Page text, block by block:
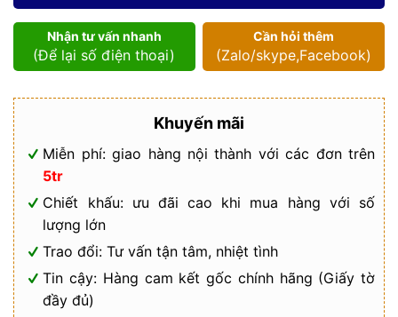
Nhận tư vấn nhanh
(Để lại số điện thoại)
Cần hỏi thêm
(Zalo/skype,Facebook)
Khuyến mãi
Miễn phí: giao hàng nội thành với các đơn trên
5tr
Chiết khấu: ưu đãi cao khi mua hàng với số
lượng lớn
Trao đổi: Tư vấn tận tâm, nhiệt tình
Tin cậy: Hàng cam kết gốc chính hãng (Giấy tờ
đầy đủ)